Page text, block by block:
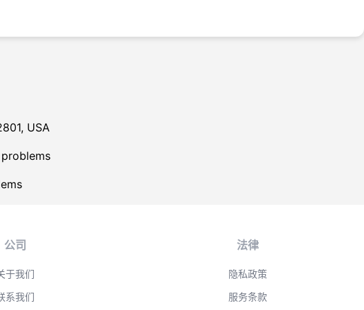
USA
公司
于我们
系我们
法律
隐私政策
服务条款